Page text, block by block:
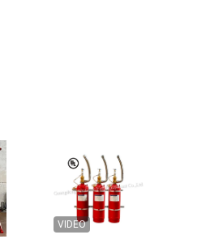
VIDEO